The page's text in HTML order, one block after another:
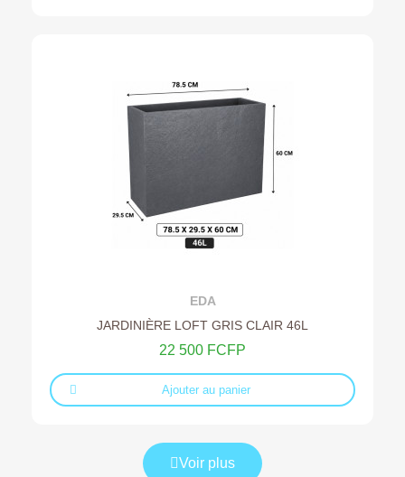
Ajouter au devis
EDA
JARDINIÈRE LOFT GRIS CLAIR 46L
22 500 FCFP
Ajouter au panier
Voir plus